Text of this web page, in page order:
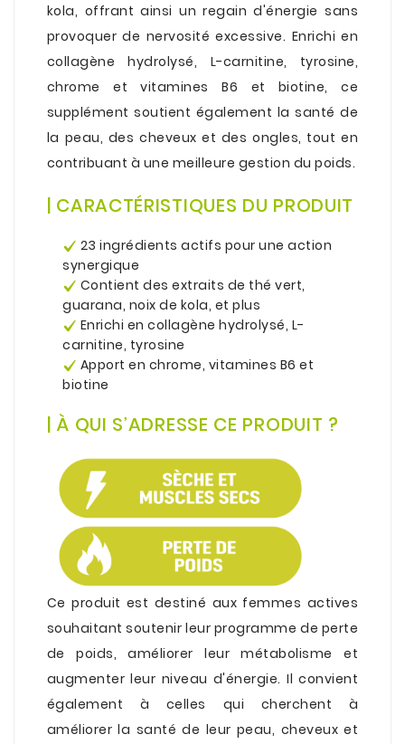
kola, offrant ainsi un regain d'énergie sans
provoquer de nervosité excessive. Enrichi en
collagène hydrolysé, L-carnitine, tyrosine,
chrome et vitamines B6 et biotine, ce
supplément soutient également la santé de
la peau, des cheveux et des ongles, tout en
contribuant à une meilleure gestion du poids.
| CARACTÉRISTIQUES DU PRODUIT
23 ingrédients actifs pour une action
synergique
Contient des extraits de thé vert,
guarana, noix de kola, et plus
Enrichi en collagène hydrolysé, L-
carnitine, tyrosine
Apport en chrome, vitamines B6 et
biotine
| À QUI S’ADRESSE CE PRODUIT ?
Ce produit est destiné aux femmes actives
souhaitant soutenir leur programme de perte
de poids, améliorer leur métabolisme et
augmenter leur niveau d'énergie. Il convient
également à celles qui cherchent à
améliorer la santé de leur peau, cheveux et